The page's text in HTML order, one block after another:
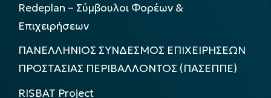
Redeplan – Σύμβουλοι Φορέων &
Επιχειρήσεων
ΠΑΝΕΛΛΗΝΙΟΣ ΣΥΝΔΕΣΜΟΣ ΕΠΙΧΕΙΡΗΣΕΩΝ
ΠΡΟΣΤΑΣΙΑΣ ΠΕΡΙΒΑΛΛΟΝΤΟΣ (ΠΑΣΕΠΠΕ)
RISBAT Project